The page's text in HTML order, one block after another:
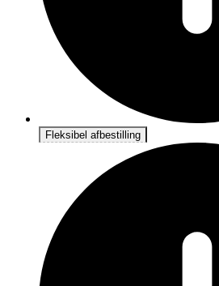
Fleksibel afbestilling